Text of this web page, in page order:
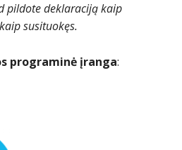
pildote deklaraciją kaip
susituokęs.
programinė įranga: